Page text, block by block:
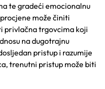
te gradeći emocionalnu
može činiti
privlačna trgovcima koji
na dugotrajnu
pristup i razumije
trenutni pristup može biti